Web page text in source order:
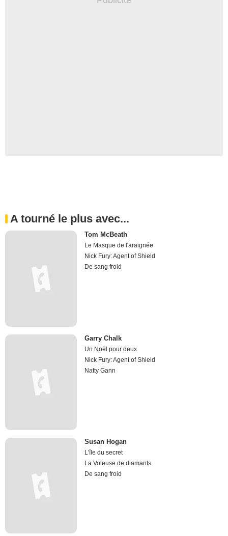
A tourné le plus avec...
Tom McBeath
Le Masque de l'araignée
Nick Fury: Agent of Shield
De sang froid
Garry Chalk
Un Noël pour deux
Nick Fury: Agent of Shield
Natty Gann
Susan Hogan
L'île du secret
La Voleuse de diamants
De sang froid